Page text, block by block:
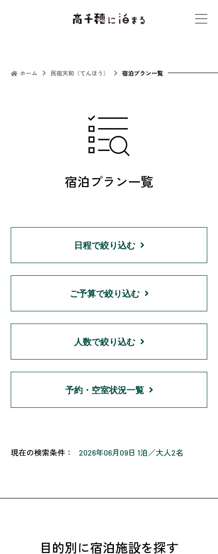
t
l
ホーム 民宿天和（てんほう） 宿泊プラン一覧
宿泊プラン一覧
日程で絞り込む
ご予算で絞り込む
人数で絞り込む
予約・空室状況一覧
現在の検索条件： 2026年06月09日 1泊 大人2名
目的別に宿泊施設を探す